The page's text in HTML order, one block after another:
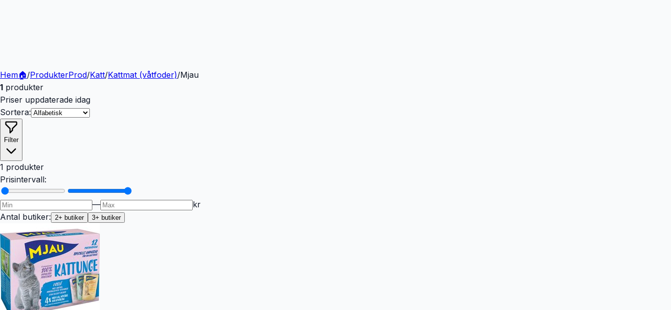
Hem🏠/ProdukterProd/Katt/Kattmat (våtfoder)/Mjau
1 produkter
Priser uppdaterade idag
Sortera:
Filter
1 produkter
Prisintervall:
—
kr
Antal butiker: 2+ butiker 3+ butiker